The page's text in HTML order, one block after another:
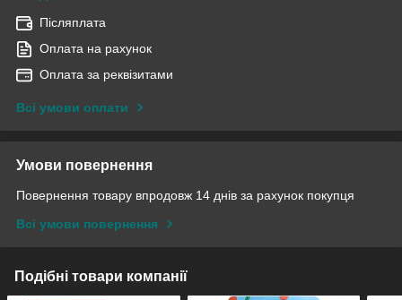
Післяплата
Оплата на рахунок
Оплата за реквізитами
Всі умови оплати
Умови повернення
Повернення товару впродовж 14 днів за рахунок покупця
Всі умови повернення
Подібні товари компанії